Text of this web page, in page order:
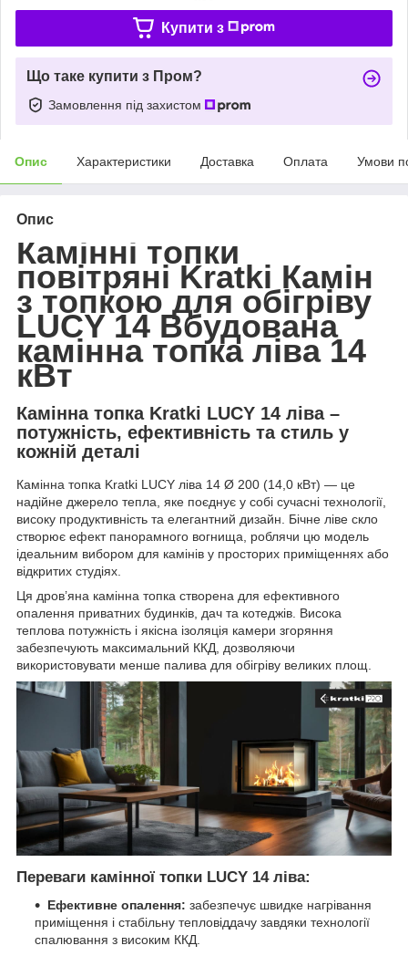
Купити з
Що таке купити з Пром?
Замовлення під захистом
Опис Характеристики Доставка Оплата Умови
Опис
Камінні топки
повітряні Kratki Камін
з топкою для обігріву
LUCY 14 Вбудована
камінна топка ліва 14
кВт
Камінна топка Kratki LUCY 14 ліва –
потужність, ефективність та стиль у
кожній деталі
Камінна топка Kratki LUCY ліва 14 Ø 200 (14,0 кВт) — це
надійне джерело тепла, яке поєднує у собі сучасні технології,
високу продуктивність та елегантний дизайн. Бічне ліве скло
створює ефект панорамного вогнища, роблячи цю модель
ідеальним вибором для камінів у просторих приміщеннях або
відкритих студіях.
Ця дров’яна камінна топка створена для ефективного
опалення приватних будинків, дач та котеджів. Висока
теплова потужність і якісна ізоляція камери згоряння
забезпечують максимальний ККД, дозволяючи
використовувати менше палива для обігріву великих площ.
Переваги камінної топки LUCY 14 ліва:
Ефективне опалення: забезпечує швидке нагрівання
приміщення і стабільну тепловіддачу завдяки технології
спалювання з високим ККД.